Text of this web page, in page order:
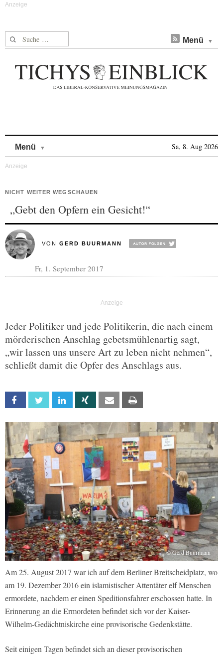
Suche nach: Menü
Menü Sa, 8. Aug 2026
NICHT WEITER WEGSCHAUEN
„Gebt den Opfern ein Gesicht!“
VON GERD BUURMANN
Fr, 1. September 2017
Jeder Politiker und jede Politikerin, die nach einem
mörderischen Anschlag gebetsmühlenartig sagt,
„wir lassen uns unsere Art zu leben nicht nehmen“,
schließt damit die Opfer des Anschlags aus.
Facebook Twitter Linkedin Xing Email
© Gerd Buurmann
Am 25. August 2017 war ich auf dem Berliner Breitscheidplatz, wo
am 19. Dezember 2016 ein islamistischer Attentäter elf Menschen
ermordete, nachdem er einen Speditionsfahrer erschossen hatte. In
Erinnerung an die Ermordeten befindet sich vor der Kaiser-
Wilhelm-Gedächtniskirche eine provisorische Gedenkstätte.
Seit einigen Tagen befindet sich an dieser provisorischen